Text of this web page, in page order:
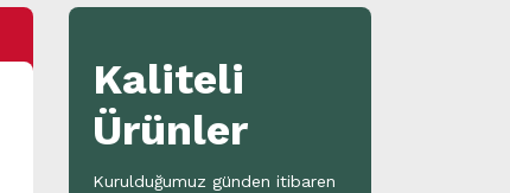
Kaliteli
Ürünler
Kurulduğumuz günden itibaren